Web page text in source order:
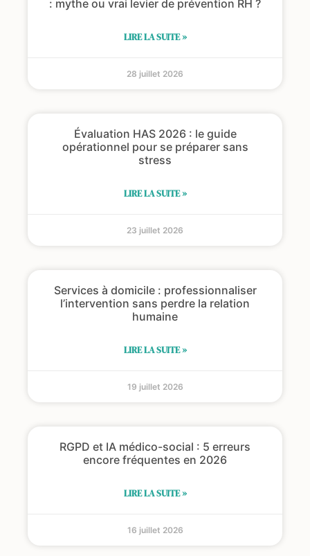
: mythe ou vrai levier de prévention RH ?
LIRE LA SUITE »
28 juillet 2026
Évaluation HAS 2026 : le guide
opérationnel pour se préparer sans
stress
LIRE LA SUITE »
23 juillet 2026
Services à domicile : professionnaliser
l’intervention sans perdre la relation
humaine
LIRE LA SUITE »
19 juillet 2026
RGPD et IA médico-social : 5 erreurs
encore fréquentes en 2026
LIRE LA SUITE »
16 juillet 2026